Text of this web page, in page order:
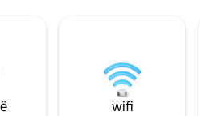
wifi